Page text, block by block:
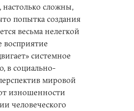
сложны,
попытка создания
весьма нелегкой
восприятие
системное
в социально-
мировой
изношенности
человеческого